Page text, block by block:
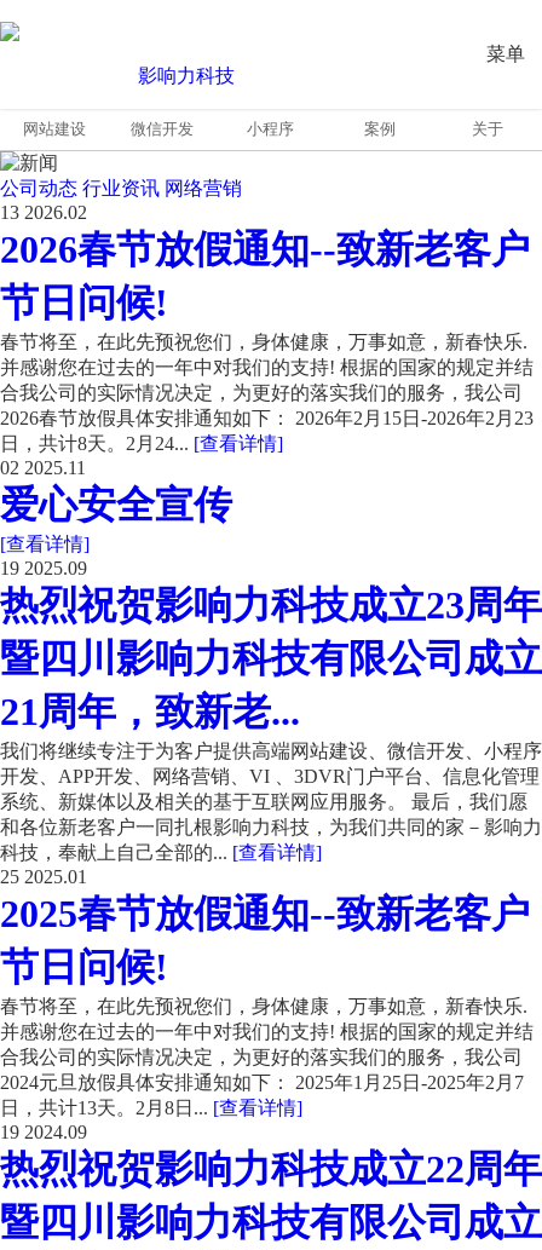
菜单
网站建设 微信开发 小程序 案例 关于
公司动态 行业资讯 网络营销
13 2026.02
2026春节放假通知--致新老客户
节日问候!
春节将至，在此先预祝您们，身体健康，万事如意，新春快乐.
并感谢您在过去的一年中对我们的支持! 根据的国家的规定并结
合我公司的实际情况决定，为更好的落实我们的服务，我公司
2026春节放假具体安排通知如下： 2026年2月15日-2026年2月23
日，共计8天。2月24... [查看详情]
02 2025.11
爱心安全宣传
[查看详情]
19 2025.09
热烈祝贺影响力科技成立23周年
暨四川影响力科技有限公司成立
21周年，致新老...
我们将继续专注于为客户提供高端网站建设、微信开发、小程序
开发、APP开发、网络营销、VI 、3DVR门户平台、信息化管理
系统、新媒体以及相关的基于互联网应用服务。 最后，我们愿
和各位新老客户一同扎根影响力科技，为我们共同的家－影响力
科技，奉献上自己全部的... [查看详情]
25 2025.01
2025春节放假通知--致新老客户
节日问候!
春节将至，在此先预祝您们，身体健康，万事如意，新春快乐.
并感谢您在过去的一年中对我们的支持! 根据的国家的规定并结
合我公司的实际情况决定，为更好的落实我们的服务，我公司
2024元旦放假具体安排通知如下： 2025年1月25日-2025年2月7
日，共计13天。2月8日... [查看详情]
19 2024.09
热烈祝贺影响力科技成立22周年
暨四川影响力科技有限公司成立